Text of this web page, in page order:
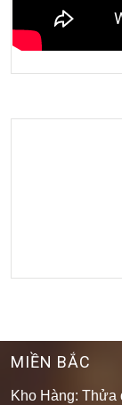
MIỀN BẮC
Kho Hàng: Thửa